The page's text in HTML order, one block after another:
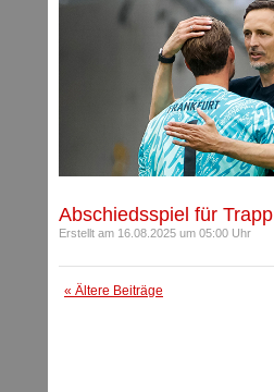
Abschiedsspiel für Trapp
Erstellt am 16.08.2025 um 05:00 Uhr
« Ältere Beiträge